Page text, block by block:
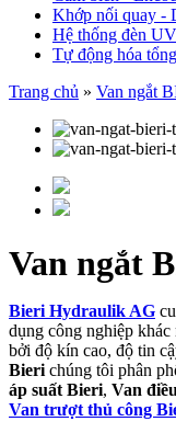
Khớp nối quay -
Hệ thống đèn
Tự động hóa
Trang chủ » Van ngắt
Van ngắt
Bieri Hydraulik AG
dụng công nghiệp khác
bởi độ kín cao, độ tin
Bieri chúng tôi phân
áp suất Bieri, Van
Van trượt thủ công